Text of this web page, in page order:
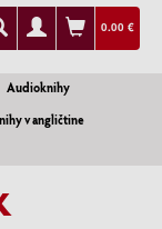
0.00 €
Audioknihy
v angličtine